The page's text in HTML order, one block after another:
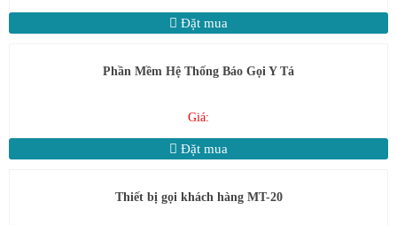
Đặt mua
Phần Mềm Hệ Thống Báo Gọi Y Tá
Giá:
Đặt mua
Thiết bị gọi khách hàng MT-20